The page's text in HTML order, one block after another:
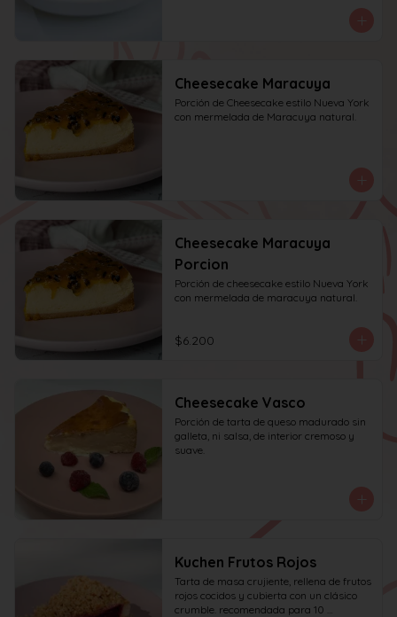
Cheesecake Maracuya
Porción de Cheesecake estilo Nueva York
con mermelada de Maracuya natural.
Cheesecake Maracuya
Porcion
Porción de cheesecake estilo Nueva York
con mermelada de maracuya natural.
$6.200
Cheesecake Vasco
Porción de tarta de queso madurado sin
galleta, ni salsa, de interior cremoso y
suave.
Kuchen Frutos Rojos
Tarta de masa crujiente, rellena de frutos
rojos cocidos y cubierta con un clásico
crumble. recomendada para 10